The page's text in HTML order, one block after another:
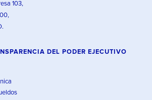
103,
DEL PODER EJECUTIVO